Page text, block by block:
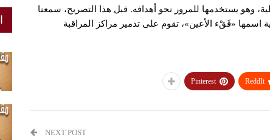
وهو يستخدمها للمرور نحو أهدافه. قبل هذا التصريح، سمعنا
«فَقْء الأعين»، تقوم على تدمير مراكز المراقبة
ReddIt
Pinterest
NEXT POST